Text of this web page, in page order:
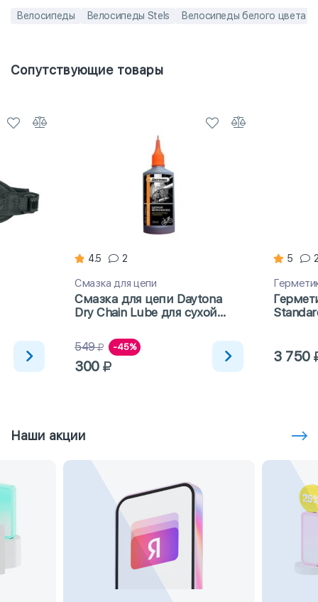
Велосипеды Велосипеды Stels Велосипеды белого цвета
Сопутствующие товары
4.5 2
Смазка для цепи
Смазка для цепи Daytona
Dry Chain Lube для сухой
549 -45%
300
5
3 750
Наши акции